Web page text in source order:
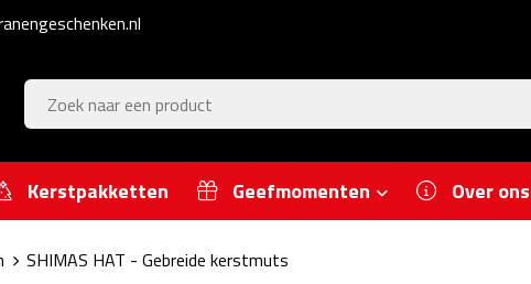
Kerstpakketten Geefmomenten Over ons
SHIMAS HAT - Gebreide kerstmuts